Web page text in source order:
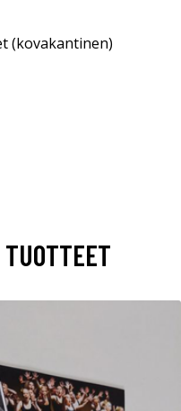
(kovakantinen)